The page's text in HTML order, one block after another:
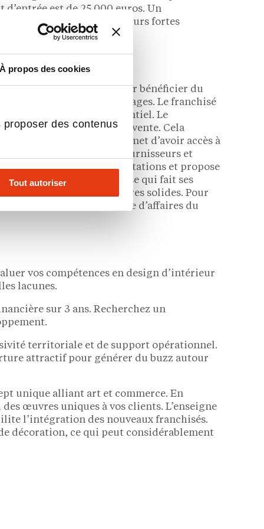
À propos des cookies
des contenus
Tout autoriser
est de 25 000 euros. Un
franchise avec des valeurs fortes
risques. En plus de pouvoir bénéficier du
plusieurs autres avantages. Le franchisé
sur un marché concurrentiel. Le
l’ouverture du point de vente. Cela
humaines. Cela permet d’avoir accès à
bénéficier des mêmes fournisseurs et
regroupe 7 implantations et propose
image de marque sérieuse qui fait ses
et des partenaires solides. Pour
seront requis. Le chiffre d’affaires du
vos compétences en design d’intérieur
lacunes.
sur 3 ans. Recherchez un
territoriale et de support opérationnel.
attractif pour générer du buzz autour
unique alliant art et commerce. En
œuvres uniques à vos clients. L’enseigne
l’intégration des nouveaux franchisés.
décoration, ce qui peut considérablement